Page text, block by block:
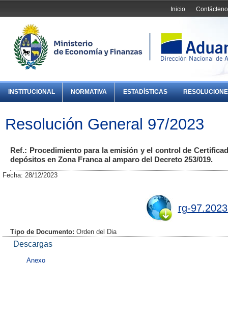
Inicio
INSTITUCIONAL NORMATIVA ESTADÍSTICAS
Resolución General 97/2023
Ref.: Procedimiento para la emisión y el control de
depósitos en Zona Franca al amparo del Decreto 253/019.
Fecha: 28/12/2023
rg-
Tipo de Documento: Orden del Dia
Descargas
Anexo